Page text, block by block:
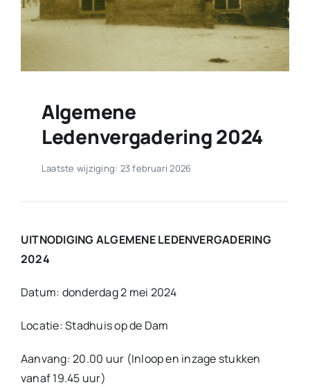
Algemene
Ledenvergadering 2024
Laatste wijziging: 23 februari 2026
UITNODIGING ALGEMENE LEDENVERGADERING
2024
Datum: donderdag 2 mei 2024
Locatie: Stadhuis op de Dam
Aanvang: 20.00 uur (Inloop en inzage stukken
vanaf 19.45 uur)